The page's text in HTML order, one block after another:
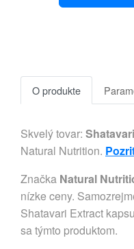
O produkte
Skvelý tovar:
Natural Nutrition.
Značka Natural
nízke ceny.
Shatavari Extract
sa týmto produktom.